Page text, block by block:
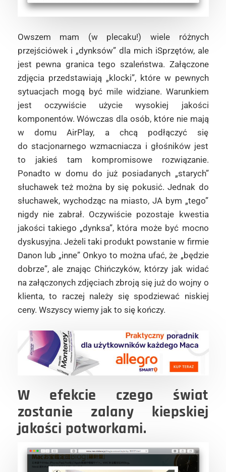
Owszem mam (w plecaku!) wiele różnych
przejściówek i „dynksów” dla mich iSprzętów, ale
jest pewna granica tego szaleństwa. Załączone
zdjęcia przedstawiają „klocki”, które w pewnych
sytuacjach mogą być mile widziane. Warunkiem
jest oczywiście użycie wysokiej jakości
komponentów. Wówczas dla osób, które nie mają
w domu AirPlay, a chcą podłączyć się
do stacjonarnego wzmacniacza i głośników jest
to jakieś tam kompromisowe rozwiązanie.
Ponadto w domu do już posiadanych „starych”
słuchawek też można by się pokusić. Jednak do
słuchawek, wychodząc na miasto, JA bym „tego”
nigdy nie zabrał. Oczywiście pozostaje kwestia
jakości takiego „dynksa”, która może być mocno
dyskusyjna. Jeżeli taki produkt powstanie w firmie
Danon lub „inne” Onkyo to można ufać, że „będzie
dobrze”, ale znając Chińczyków, którzy jak widać
na załączonych zdjęciach zbroją się już do wojny o
klienta, to raczej należy się spodziewać niskiej
ceny. Wszyscy wiemy jak to się kończy.
W efekcie czego świat
zostanie zalany kiepskiej
jakości potworkami.